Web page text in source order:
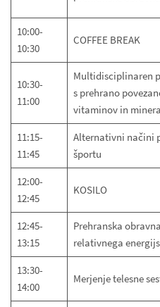
10:00-
10:30
COFFEE BREAK
10:30-
11:00
Multidisciplinaren
s prehrano
vitaminov in
11:15-
11:45
Alternativni načini
športu
12:00-
12:45
KOSILO
12:45-
13:15
Prehranska
relativnega
13:30-
14:00
Merjenje telesne